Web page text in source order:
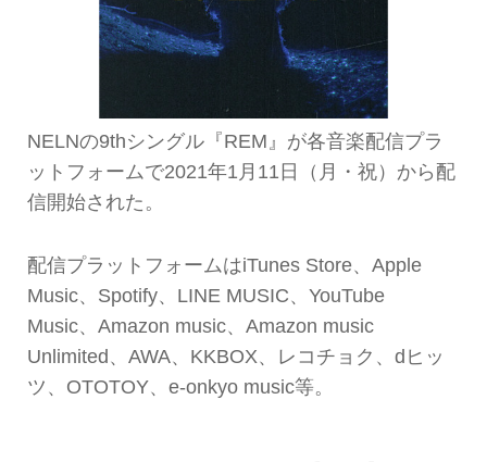
NELNの9thシングル『REM』が各音楽配信プラ
ットフォームで2021年1月11日（月・祝）から配
信開始された。
配信プラットフォームはiTunes Store、Apple
Music、Spotify、LINE MUSIC、YouTube
Music、Amazon music、Amazon music
Unlimited、AWA、KKBOX、レコチョク、dヒッ
ツ、OTOTOY、e-onkyo music等。